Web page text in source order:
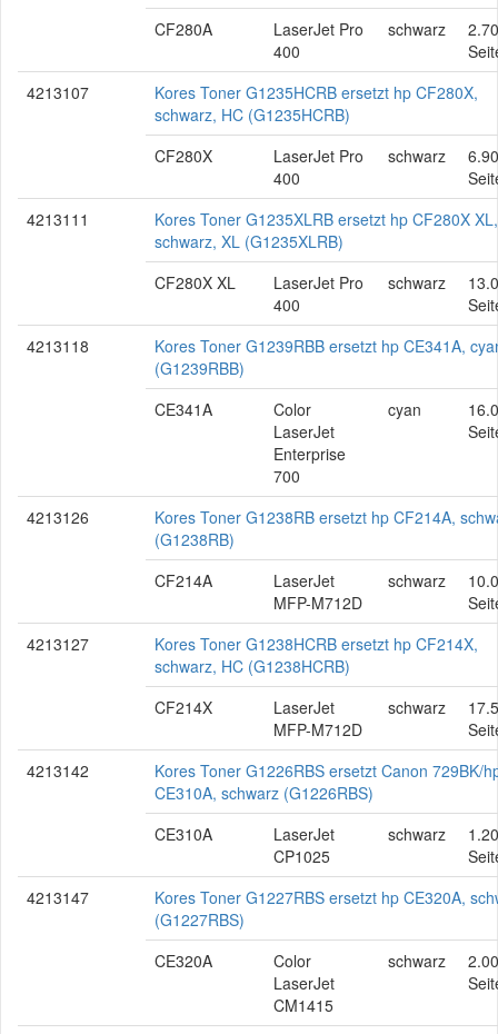
CF280A
LaserJet Pro
400
schwarz
4213107
Kores Toner G1235HCRB ersetzt hp CF280X,
schwarz, HC (G1235HCRB)
CF280X
LaserJet Pro
400
schwarz
4213111
Kores Toner G1235XLRB ersetzt hp CF280X XL,
schwarz, XL (G1235XLRB)
CF280X XL
LaserJet Pro
400
schwarz
4213118
Kores Toner G1239RBB ersetzt hp CE341A,
(G1239RBB)
CE341A
Color
LaserJet
Enterprise
700
cyan
4213126
Kores Toner G1238RB ersetzt hp CF214A,
(G1238RB)
CF214A
LaserJet
MFP-M712D
schwarz
4213127
Kores Toner G1238HCRB ersetzt hp CF214X,
schwarz, HC (G1238HCRB)
CF214X
LaserJet
MFP-M712D
schwarz
4213142
Kores Toner G1226RBS ersetzt Canon 729BK/
CE310A, schwarz (G1226RBS)
CE310A
LaserJet
CP1025
schwarz
4213147
Kores Toner G1227RBS ersetzt hp CE320A,
(G1227RBS)
CE320A
Color
LaserJet
CM1415
schwarz